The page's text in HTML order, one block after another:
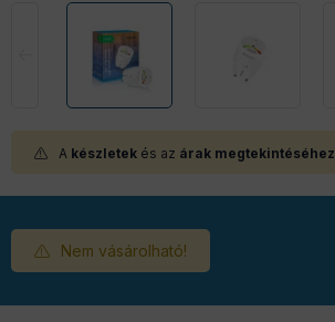
A készletek és az árak megtekintéséhez
Nem vásárolható!